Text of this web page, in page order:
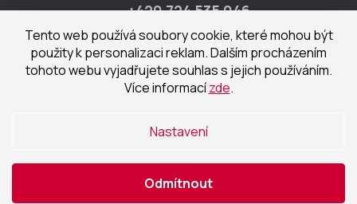
Tento web používá soubory cookie, které mohou být
použity k personalizaci reklam. Dalším procházením
tohoto webu vyjadřujete souhlas s jejich používáním.
Více informacízde.
Nastavení
Odmítnout
+420 724 535 046
Po-Pá 9:00 - 18:00 hod
obchod@cecetka.cz
370 01 České Budějovice